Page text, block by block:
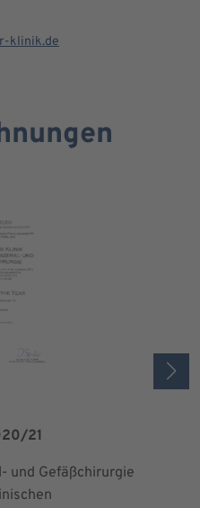
klinik.de
21
und Gefäßchirurgie